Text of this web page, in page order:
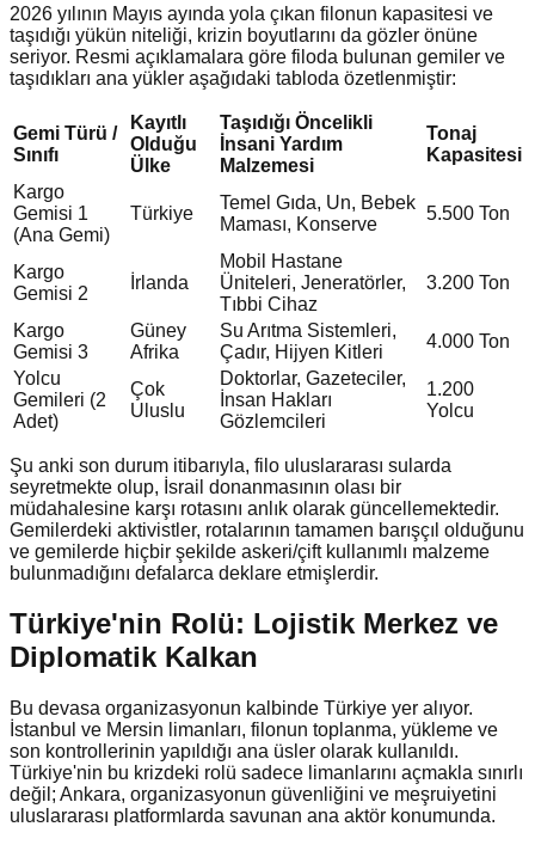
2026 yılının Mayıs ayında yola çıkan filonun kapasitesi ve
taşıdığı yükün niteliği, krizin boyutlarını da gözler önüne
seriyor. Resmi açıklamalara göre filoda bulunan gemiler ve
taşıdıkları ana yükler aşağıdaki tabloda özetlenmiştir:
Gemi Türü /
Sınıfı
Kayıtlı
Olduğu
Ülke
Taşıdığı Öncelikli
İnsani Yardım
Malzemesi
Tonaj
Kapasitesi
Kargo
Gemisi 1
(Ana Gemi)
Türkiye
Temel Gıda, Un, Bebek
Maması, Konserve
5.500 Ton
Kargo
Gemisi 2
İrlanda
Mobil Hastane
Üniteleri, Jeneratörler,
Tıbbi Cihaz
3.200 Ton
Kargo
Gemisi 3
Güney
Afrika
Su Arıtma Sistemleri,
Çadır, Hijyen Kitleri
4.000 Ton
Yolcu
Gemileri (2
Adet)
Çok
Uluslu
Doktorlar, Gazeteciler,
İnsan Hakları
Gözlemcileri
1.200
Yolcu
Şu anki son durum itibarıyla, filo uluslararası sularda
seyretmekte olup, İsrail donanmasının olası bir
müdahalesine karşı rotasını anlık olarak güncellemektedir.
Gemilerdeki aktivistler, rotalarının tamamen barışçıl olduğunu
ve gemilerde hiçbir şekilde askeri/çift kullanımlı malzeme
bulunmadığını defalarca deklare etmişlerdir.
Türkiye'nin Rolü: Lojistik Merkez ve
Diplomatik Kalkan
Bu devasa organizasyonun kalbinde Türkiye yer alıyor.
İstanbul ve Mersin limanları, filonun toplanma, yükleme ve
son kontrollerinin yapıldığı ana üsler olarak kullanıldı.
Türkiye'nin bu krizdeki rolü sadece limanlarını açmakla sınırlı
değil; Ankara, organizasyonun güvenliğini ve meşruiyetini
uluslararası platformlarda savunan ana aktör konumunda.